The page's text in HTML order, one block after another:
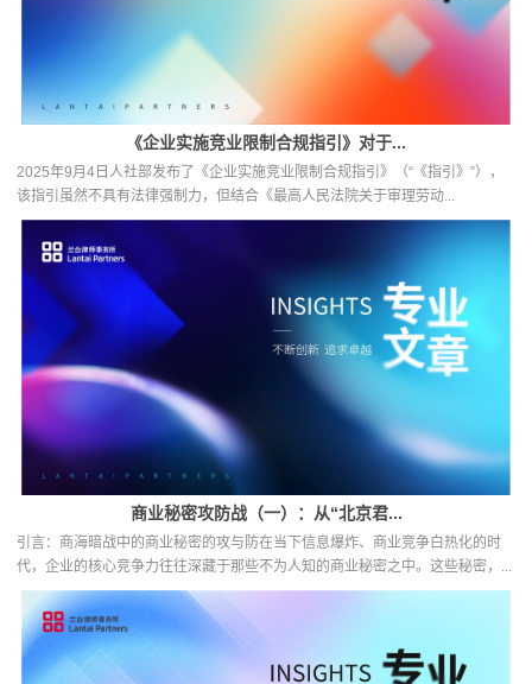
《企业实施竞业限制合规指引》对于...
2025年9月4日人社部发布了《企业实施竞业限制合规指引》（“《指引》”），
该指引虽然不具有法律强制力，但结合《最高人民法院关于审理劳动...
商业秘密攻防战（一）：从“北京君...
引言：商海暗战中的商业秘密的攻与防在当下信息爆炸、商业竞争白热化的时
代，企业的核心竞争力往往深藏于那些不为人知的商业秘密之中。这些秘密，...